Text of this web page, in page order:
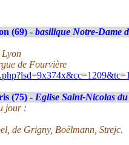
(69) - basilique Notre-Dame
Lyon
de Fourvière
(75) - Eglise Saint-Nicolas
jour :
de Grigny, Boëlmann, Strejc.